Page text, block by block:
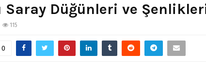
Saray Düğünleri ve
115
0